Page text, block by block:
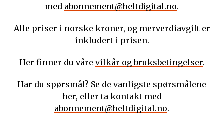
med abonnement@heltdigital.no.
Alle priser i norske kroner, og merverdiavgift er
inkludert i prisen.
Her finner du våre vilkår og bruksbetingelser.
Har du spørsmål? Se de vanligste spørsmålene
her, eller ta kontakt med
abonnement@heltdigital.no.